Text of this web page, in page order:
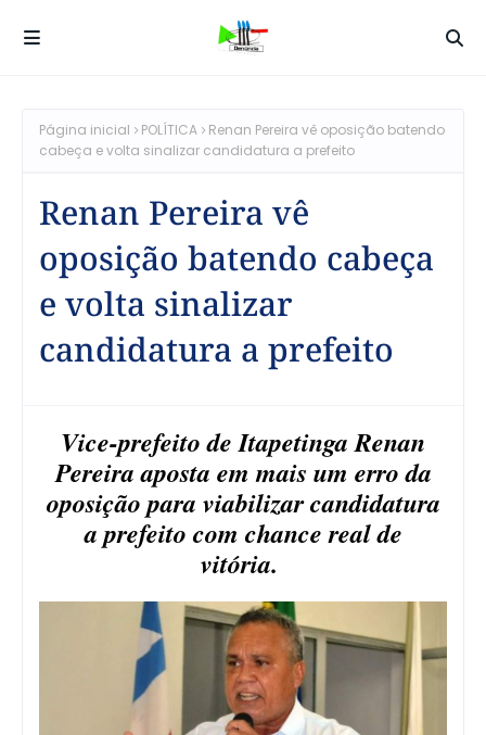
Página inicial POLÍTICA
Renan Pereira vê oposição batendo
cabeça e volta sinalizar candidatura a prefeito
Renan Pereira vê
oposição batendo cabeça
e volta sinalizar
candidatura a prefeito
Vice-prefeito de Itapetinga Renan
Pereira aposta em mais um erro da
oposição para viabilizar candidatura
a prefeito com chance real de
vitória.